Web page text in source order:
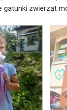
gatunki zwierząt